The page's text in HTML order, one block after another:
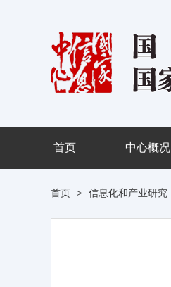
首页 中心概况
首页 > 信息化和产业研究